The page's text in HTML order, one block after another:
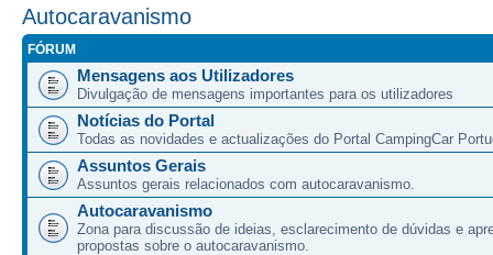
Autocaravanismo
FÓRUM
Mensagens aos Utilizadores
Divulgação de mensagens importantes para os utilizadores
Notícias do Portal
Todas as novidades e actualizações do Portal CampingCar
Assuntos Gerais
Assuntos gerais relacionados com autocaravanismo.
Autocaravanismo
Zona para discussão de ideias, esclarecimento de dúvidas e
propostas sobre o autocaravanismo.